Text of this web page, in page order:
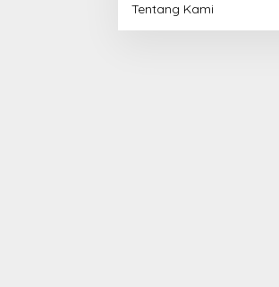
Tentang Kami